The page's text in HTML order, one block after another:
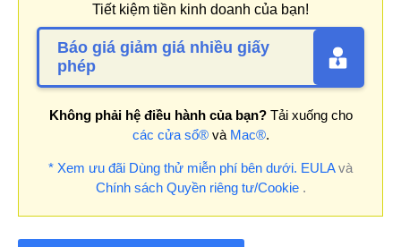
Tiết kiệm tiền kinh doanh của bạn!
Báo giá giảm giá nhiều giấy
phép
Không phải hệ điều hành của bạn?Tải xuống cho
các cửa sổ®và Mac®.
* Xem ưu đãi Dùng thử miễn phí bên dưới. EULAvà
Chính sách Quyền riêng tư/Cookie.